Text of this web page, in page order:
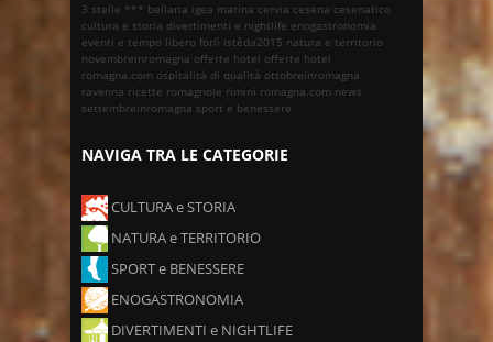
3 stelle *** bellaria igea marina cervia cesena cesenatico
cultura e storia divertimenti e nightlife enogastronomia
eventi e tempo libero forlì istêda2015 natura e territorio
novembreinromagna offerte hotel offerte hotel
romagna.com ospitalità di qualità ottobreinromagna
ravenna ricette romagnole rimini romagna.com news
settembreinromagna sport e benessere
NAVIGA TRA LE CATEGORIE
CULTURA e STORIA
NATURA e TERRITORIO
SPORT e BENESSERE
ENOGASTRONOMIA
DIVERTIMENTI e NIGHTLIFE